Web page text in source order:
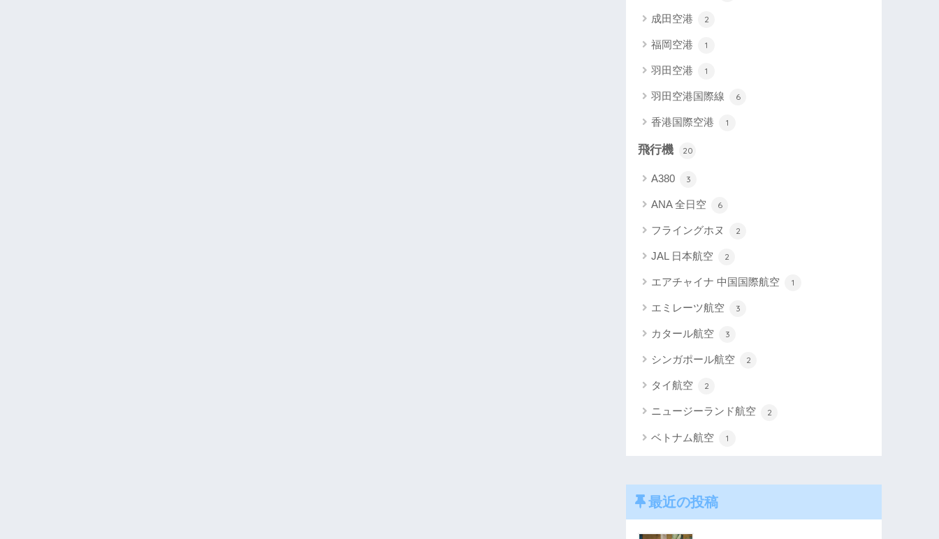
成田空港 2
福岡空港 1
羽田空港 1
羽田空港国際線 6
香港国際空港 1
飛行機 20
A380 3
ANA 全日空 6
フライングホヌ 2
JAL 日本航空 2
エアチャイナ 中国国際航空 1
エミレーツ航空 3
カタール航空 3
シンガポール航空 2
タイ航空 2
ニュージーランド航空 2
ベトナム航空 1
最近の投稿